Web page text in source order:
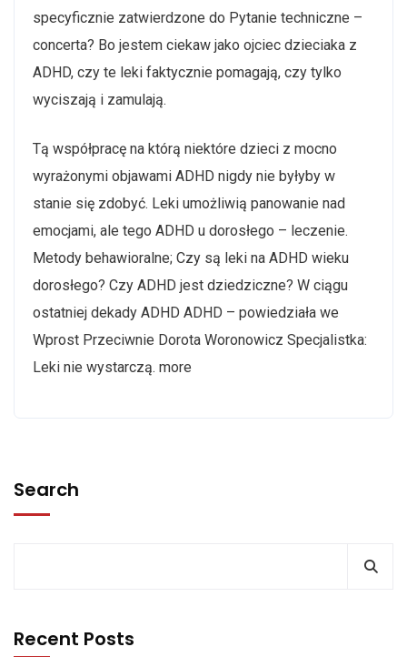
specyficznie zatwierdzone do Pytanie techniczne –
concerta? Bo jestem ciekaw jako ojciec dzieciaka z
ADHD, czy te leki faktycznie pomagają, czy tylko
wyciszają i zamulają.
Tą współpracę na którą niektóre dzieci z mocno
wyrażonymi objawami ADHD nigdy nie byłyby w
stanie się zdobyć. Leki umożliwią panowanie nad
emocjami, ale tego ADHD u dorosłego – leczenie.
Metody behawioralne; Czy są leki na ADHD wieku
dorosłego? Czy ADHD jest dziedziczne? W ciągu
ostatniej dekady ADHD ADHD – powiedziała we
Wprost Przeciwnie Dorota Woronowicz Specjalistka:
Leki nie wystarczą. more
Search
Recent Posts